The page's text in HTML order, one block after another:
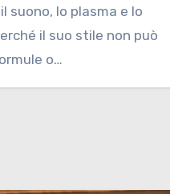
suono, lo plasma e lo
il suo stile non può
o…